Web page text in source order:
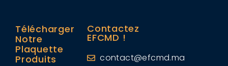
Télécharger
Notre
Plaquette
Produits
Contactez
EFCMD !
contact@efcmd.ma